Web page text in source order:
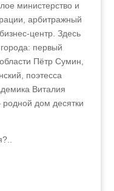
министерство и
арбитражный
центр. Здесь
первый
Пётр Сумин,
поэтесса
Виталия
дом десятки